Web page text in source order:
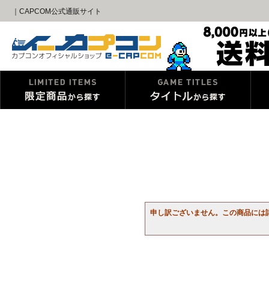
｜CAPCOM公式通販サイト
申し訳ございません。この商品には